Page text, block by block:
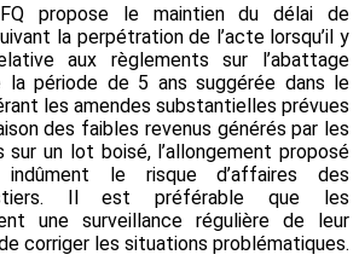
propose le maintien du délai de
la perpétration de l’acte lorsqu’il y
aux règlements sur l’abattage
la période de 5 ans suggérée dans le
les amendes substantielles prévues
des faibles revenus générés par les
un lot boisé, l’allongement proposé
indûment le risque d’affaires des
Il est préférable que les
une surveillance régulière de leur
corriger les situations problématiques.